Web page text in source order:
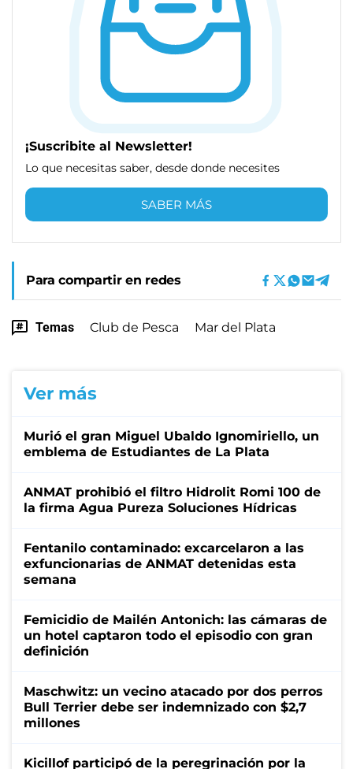
¡Suscribite al Newsletter!
Lo que necesitas saber, desde donde necesites
SABER MÁS
Para compartir en redes
Temas Club de Pesca Mar del Plata
Ver más
Murió el gran Miguel Ubaldo Ignomiriello, un
emblema de Estudiantes de La Plata
ANMAT prohibió el filtro Hidrolit Romi 100 de
la firma Agua Pureza Soluciones Hídricas
Fentanilo contaminado: excarcelaron a las
exfuncionarias de ANMAT detenidas esta
semana
Femicidio de Mailén Antonich: las cámaras de
un hotel captaron todo el episodio con gran
definición
Maschwitz: un vecino atacado por dos perros
Bull Terrier debe ser indemnizado con $2,7
millones
Kicillof participó de la peregrinación por la